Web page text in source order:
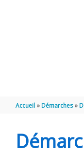
Accueil Démarches